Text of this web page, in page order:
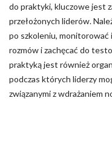
do praktyki, kluczowe jest
przełożonych liderów.
po szkoleniu, monitorować
rozmów i zachęcać do
praktyką jest również
podczas których liderzy
związanymi z wdrażaniem